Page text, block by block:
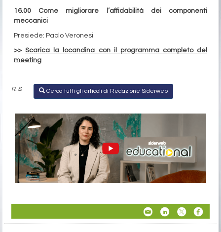
16.00 Come migliorare l’affidabilità dei componenti
meccanici
Presiede: Paolo Veronesi
>>Scarica la locandina con il programma completo del
meeting
R. S. Cerca tutti gli articoli di Redazione Siderweb